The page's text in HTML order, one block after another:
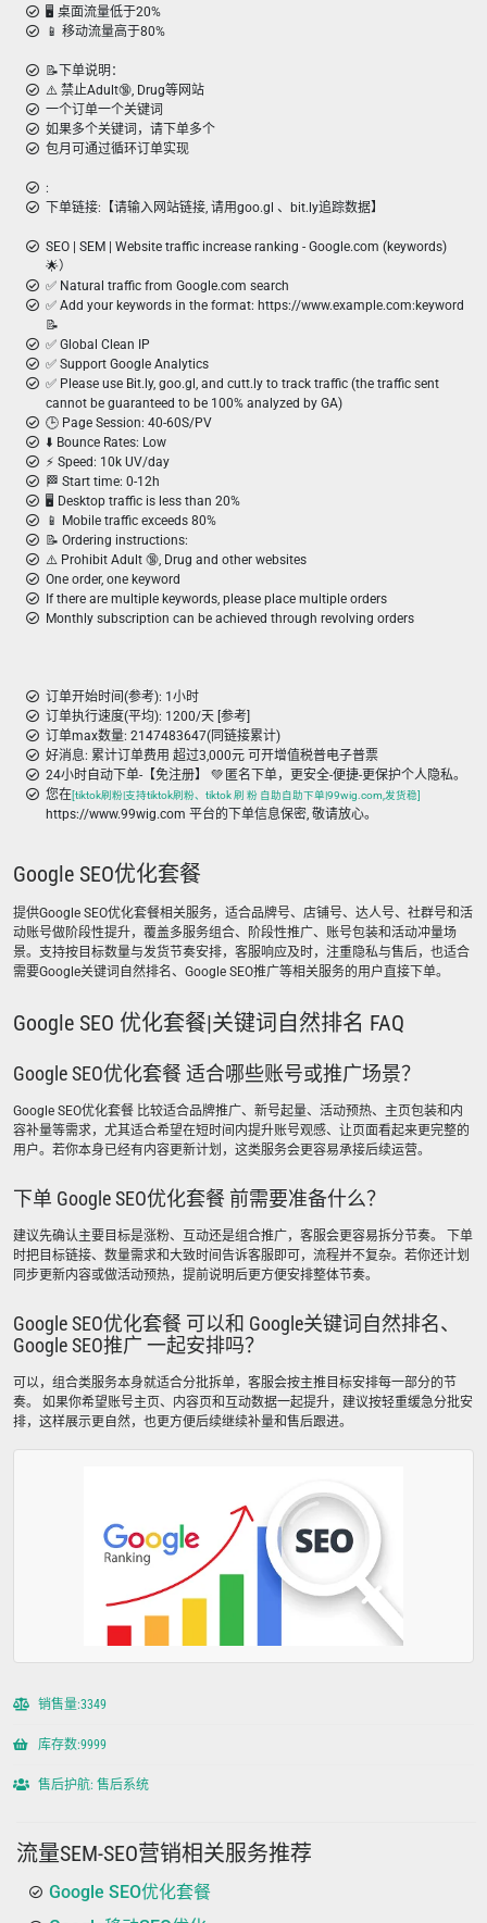
🖥️ 桌面流量低于20%
📱 移动流量高于80%
📝下单说明：
⚠️ 禁止Adult🔞, Drug等网站
一个订单一个关键词
如果多个关键词，请下单多个
包月可通过循环订单实现
:
下单链接:【请输入网站链接, 请用goo.gl 、bit.ly追踪数据】
SEO | SEM | Website traffic increase ranking - Google.com (keywords)
🌟）
✅ Natural traffic from Google.com search
✅ Add your keywords in the format: https://www.example.com:keyword
📝
✅ Global Clean IP
✅ Support Google Analytics
✅ Please use Bit.ly, goo.gl, and cutt.ly to track traffic (the traffic sent
cannot be guaranteed to be 100% analyzed by GA)
🕒 Page Session: 40-60S/PV
⬇️ Bounce Rates: Low
⚡ Speed: 10k UV/day
🏁 Start time: 0-12h
🖥️ Desktop traffic is less than 20%
📱 Mobile traffic exceeds 80%
📝 Ordering instructions:
⚠️ Prohibit Adult 🔞, Drug and other websites
One order, one keyword
If there are multiple keywords, please place multiple orders
Monthly subscription can be achieved through revolving orders
订单开始时间(参考): 1小时
订单执行速度(平均): 1200/天 [参考]
订单max数量: 2147483647(同链接累计)
好消息: 累计订单费用 超过3,000元 可开增值税普电子普票
24小时自动下单-【免注册】 💚 匿名下单，更安全-便捷-更保护个人隐私。
您在[tiktok刷粉|支持tiktok刷粉、tiktok 刷 粉 自助自助下单|99wig.com,发货稳]
https://www.99wig.com 平台的下单信息保密, 敬请放心。
Google SEO优化套餐
提供Google SEO优化套餐相关服务，适合品牌号、店铺号、达人号、社群号和活
动账号做阶段性提升，覆盖多服务组合、阶段性推广、账号包装和活动冲量场
景。支持按目标数量与发货节奏安排，客服响应及时，注重隐私与售后，也适合
需要Google关键词自然排名、Google SEO推广等相关服务的用户直接下单。
Google SEO 优化套餐|关键词自然排名 FAQ
Google SEO优化套餐 适合哪些账号或推广场景？
Google SEO优化套餐 比较适合品牌推广、新号起量、活动预热、主页包装和内
容补量等需求，尤其适合希望在短时间内提升账号观感、让页面看起来更完整的
用户。若你本身已经有内容更新计划，这类服务会更容易承接后续运营。
下单 Google SEO优化套餐 前需要准备什么？
建议先确认主要目标是涨粉、互动还是组合推广，客服会更容易拆分节奏。 下单
时把目标链接、数量需求和大致时间告诉客服即可，流程并不复杂。若你还计划
同步更新内容或做活动预热，提前说明后更方便安排整体节奏。
Google SEO优化套餐 可以和 Google关键词自然排名、
Google SEO推广 一起安排吗？
可以，组合类服务本身就适合分批拆单，客服会按主推目标安排每一部分的节
奏。 如果你希望账号主页、内容页和互动数据一起提升，建议按轻重缓急分批安
排，这样展示更自然，也更方便后续继续补量和售后跟进。
销售量:3349
库存数:9999
售后护航: 售后系统
流量SEM-SEO营销相关服务推荐
Google SEO优化套餐